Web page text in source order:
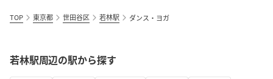
TOP 東京都 世田谷区 若林駅 ダンス・ヨガ
若林駅周辺の駅から探す